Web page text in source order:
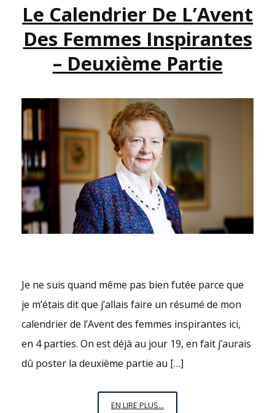
INSPIRANTES
–
TROISIÈME
PARTIE
Le Calendrier De L’Avent
Des Femmes Inspirantes
– Deuxième Partie
Je ne suis quand même pas bien futée parce que
je m’étais dit que j’allais faire un résumé de mon
calendrier de l’Avent des femmes inspirantes ici,
en 4 parties. On est déjà au jour 19, en fait j’aurais
dû poster la deuxième partie au […]
EN LIRE PLUS...